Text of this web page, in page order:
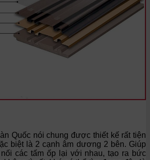
Quốc nói chung được thiết kế rất tiện
biệt là 2 cạnh âm dương 2 bên. Giúp
các tấm ốp lại với nhau, tạo ra bức